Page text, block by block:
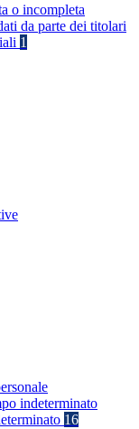
o incompleta
da parte dei titolari
1
indeterminato
16